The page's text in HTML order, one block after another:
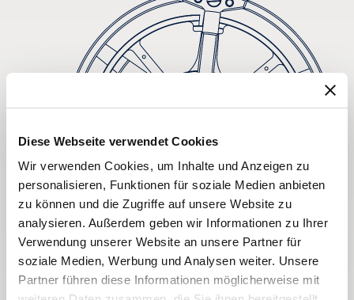
Diese Webseite verwendet Cookies
Wir verwenden Cookies, um Inhalte und Anzeigen zu
personalisieren, Funktionen für soziale Medien anbieten
zu können und die Zugriffe auf unsere Website zu
analysieren. Außerdem geben wir Informationen zu Ihrer
Verwendung unserer Website an unsere Partner für
soziale Medien, Werbung und Analysen weiter. Unsere
Partner führen diese Informationen möglicherweise mit